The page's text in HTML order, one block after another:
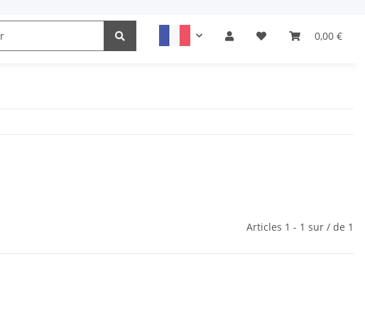
0,00 €
Articles 1 - 1 sur / de 1